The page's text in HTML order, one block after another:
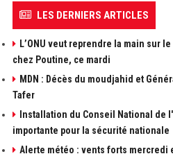
LES DERNIERS ARTICLES
L’ONU veut reprendre la main sur
chez Poutine, ce mardi
MDN : Décès du moudjahid et
Tafer
Installation du Conseil National de
importante pour la sécurité nationale
Alerte météo : vents forts mercredi